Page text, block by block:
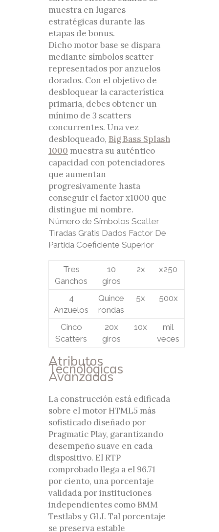
muestra en lugares
estratégicas durante las
etapas de bonus.
Dicho motor base se dispara
mediante símbolos scatter
representados por anzuelos
dorados. Con el objetivo de
desbloquear la característica
primaria, debes obtener un
mínimo de 3 scatters
concurrentes. Una vez
desbloqueado, Big Bass Splash
1000 muestra su auténtico
capacidad con potenciadores
que aumentan
progresivamente hasta
conseguir el factor x1000 que
distingue mi nombre.
Número de Símbolos Scatter
Tiradas Gratis Dados Factor De
Partida Coeficiente Superior
Tres
Ganchos
10
giros
2x x250
4
Anzuelos
Quince
rondas
5x 500x
Cinco
Scatters
20x
giros
10x
mil
veces
Atributos
Tecnológicas
Avanzadas
La construcción está edificada
sobre el motor HTML5 más
sofisticado diseñado por
Pragmatic Play, garantizando
desempeño suave en cada
dispositivo. El RTP
comprobado llega a el 96.71
por ciento, una porcentaje
validada por instituciones
independientes como BMM
Testlabs y GLI. Tal porcentaje
se preserva estable